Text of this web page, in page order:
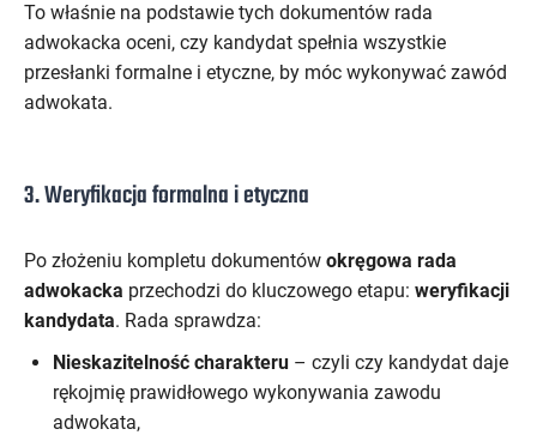
To właśnie na podstawie tych dokumentów rada
adwokacka oceni, czy kandydat spełnia wszystkie
przesłanki formalne i etyczne, by móc wykonywać zawód
adwokata.
3. Weryfikacja formalna i etyczna
Po złożeniu kompletu dokumentów okręgowa rada
adwokacka przechodzi do kluczowego etapu: weryfikacji
kandydata. Rada sprawdza:
Nieskazitelność charakteru – czyli czy kandydat daje
rękojmię prawidłowego wykonywania zawodu
adwokata,